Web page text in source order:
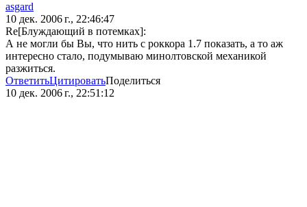
asgard
10 дек. 2006 г., 22:46:47
Re[Блуждающий в потемках]:
А не могли бы Вы, что нить с роккора 1.7 показать, а то аж
интересно стало, подумываю минолтовской механикой
разжиться.
ОтветитьЦитироватьПоделиться
10 дек. 2006 г., 22:51:12